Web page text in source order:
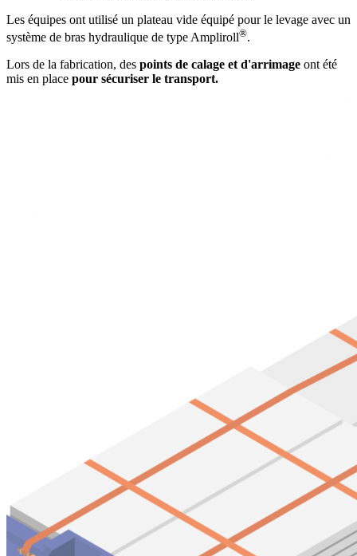
Les équipes ont utilisé un plateau vide équipé pour le levage avec un
système de bras hydraulique de type Ampliroll®.
Lors de la fabrication, des points de calage et d'arrimage ont été
mis en place pour sécuriser le transport.